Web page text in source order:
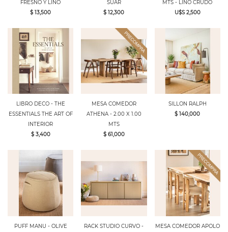
FRESNO Y LINO
$ 13,500
SUAR
$ 12,300
MTS - LINO CRUDO
U$S 2,500
LIBRO DECO - THE
ESSENTIALS THE ART OF
INTERIOR
$ 3,400
MESA COMEDOR
ATHENA - 2.00 X 1.00
MTS
$ 61,000
SILLON RALPH
$ 140,000
PUFF MANU - OLIVE
RACK STUDIO CURVO -
MESA COMEDOR APOLO